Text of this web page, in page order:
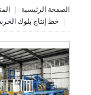
الصفحة الرئيسية
خط إنتاج بلوك